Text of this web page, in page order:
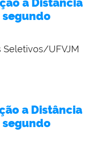
a Distância
segundo
Seletivos/UFVJM
a Distância
segundo